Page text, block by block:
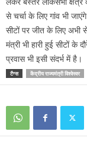
से चर्चा के लिए गांव भी
सीटों पर जीत के लिए अभी
मंत्री भी हारी हुई सीटों के
प्रवास भी इसी संदर्भ में है।
टैग्स केंद्रीय राज्यमंत्री विश्वेस्वर